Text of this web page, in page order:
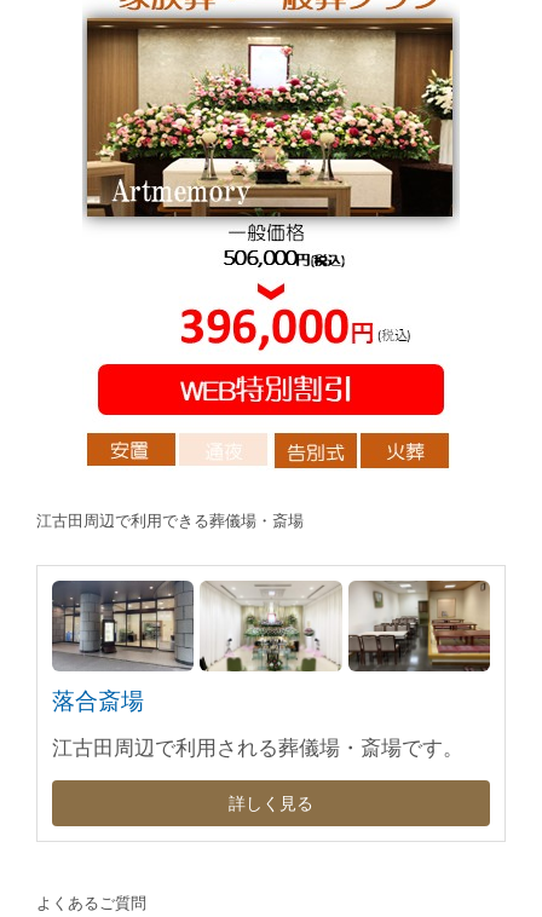
江古田周辺で利用できる葬儀場・斎場
落合斎場
江古田周辺で利用される葬儀場・斎場です。
詳しく見る
よくあるご質問